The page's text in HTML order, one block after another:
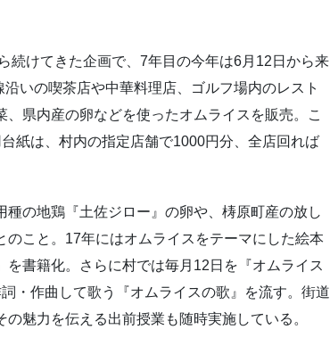
続けてきた企画で、7年目の今年は6月12日から来
いの喫茶店や中華料理店、ゴルフ場内のレスト
県内産の卵などを使ったオムライスを販売。こ
紙は、村内の指定店舗で1000円分、全店回れば
の地鶏『土佐ジロー』の卵や、梼原町産の放し
こと。17年にはオムライスをテーマにした絵本
書籍化。さらに村では毎月12日を『オムライス
・作曲して歌う『オムライスの歌』を流す。街道
魅力を伝える出前授業も随時実施している。